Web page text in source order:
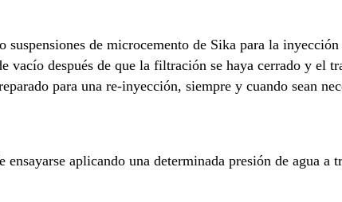
suspensiones de microcemento de Sika para la
vacío después de que la filtración se haya cerrado y el
para una re-inyección, siempre y cuando sean
ensayarse aplicando una determinada presión de agua a